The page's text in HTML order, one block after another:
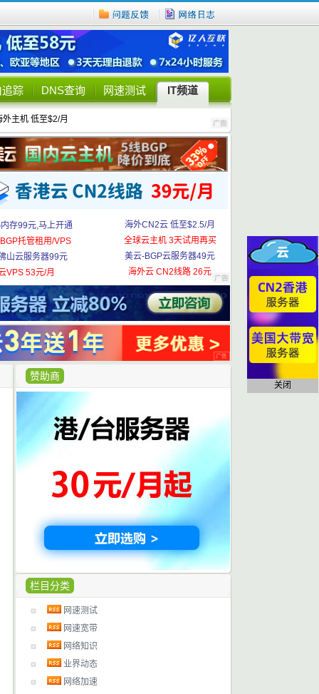
踪 DNS查询 网速测试 IT频道
外主机 低至$2/月
存99元,马上开通
托管租用/VPS
山云服务器99元
VPS 53元/月
海外CN2云 低至$2.5/月
全球云主机 3天试用再买
美云-BGP云服务器49元
海外云 CN2线路 26元
赞助商
栏目分类
网速测试
网速宽带
网络知识
业界动态
网络加速
关闭